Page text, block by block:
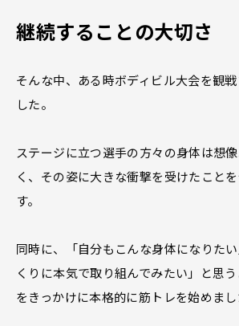
継続することの大切さ
そんな中、ある時ボディビル大会を観
した。
ステージに立つ選手の方々の身体は想
く、その姿に大きな衝撃を受けたこと
す。
同時に、「自分もこんな身体になりた
くりに本気で取り組んでみたい」と思
をきっかけに本格的に筋トレを始めまし